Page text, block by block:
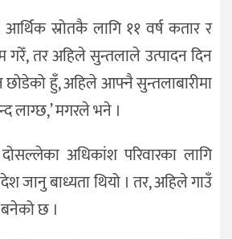
आर्थिक स्रोतकै लागि ११ वर्ष कतार र
गरेँ, तर अहिले सुन्तलाले उत्पादन दिन
हुँ, अहिले आफ्नै सुन्तलाबारीमा
लाग्छ,’ मगरले भने ।
अधिकांश परिवारका लागि
जानु बाध्यता थियो । तर, अहिले गाउँ
छ ।